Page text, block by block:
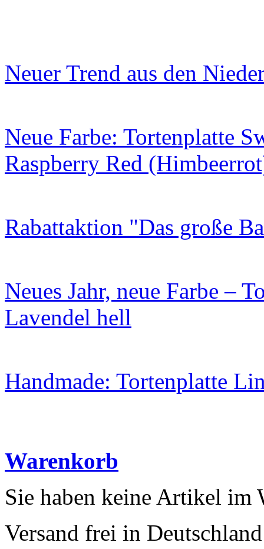
Neuer Trend aus den
Neue Farbe: Tortenplatte
Raspberry Red
Rabattaktion "Das große
Neues Jahr, neue Farbe –
Lavendel hell
Handmade: Tortenplatte
Warenkorb
Sie haben keine Artikel im
Versand frei in